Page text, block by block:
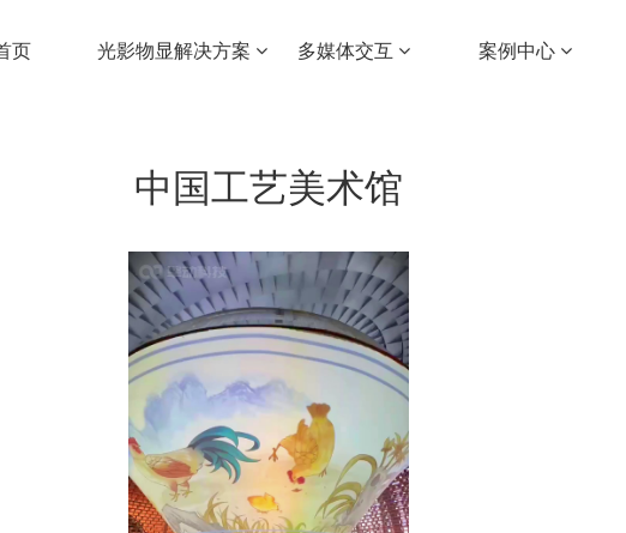
页 光影物显解决方案 多媒体交互 案例中心
中国工艺美术馆